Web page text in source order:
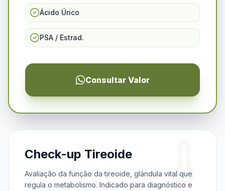
Ácido Úrico
PSA / Estrad.
Consultar Valor
Check-up Tireoide
Avaliação da função da tireoide, glândula vital que
regula o metabolismo. Indicado para diagnóstico e